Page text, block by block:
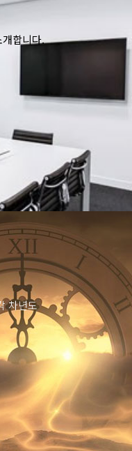
합니다.
차년도